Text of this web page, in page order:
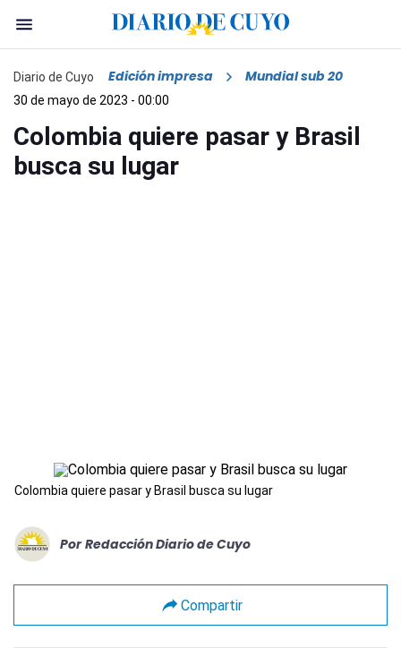
Diario de Cuyo Edición impresa Mundial sub 20
30 de mayo de 2023 - 00:00
Colombia quiere pasar y Brasil
busca su lugar
Colombia quiere pasar y Brasil busca su lugar
Por Redacción Diario de Cuyo
Compartir